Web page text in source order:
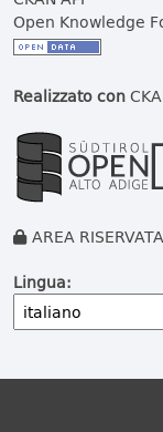
Open Knowledge
Realizzato con
AREA RISERVATA
Lingua